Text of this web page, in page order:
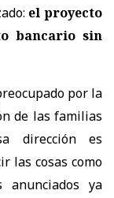
el proyecto
bancario sin
por la
de las familias
dirección es
las cosas como
ya